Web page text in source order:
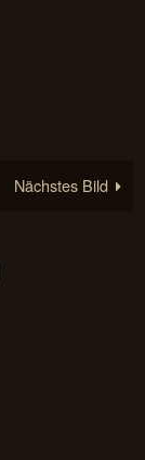
Nächstes Bild